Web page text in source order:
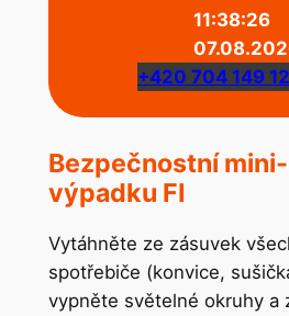
11:38:26
+420 704 149
Bezpečnostní
výpadku FI
Vytáhněte ze zásuvek
spotřebiče (konvice,
vypněte světelné okruhy a